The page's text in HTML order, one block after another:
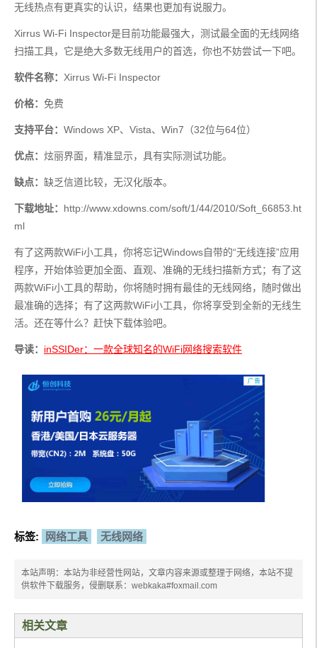
无线热点有更真实的认识，结果也更加有说服力。
Xirrus Wi-Fi Inspector是目前功能最强大，测试最全面的无线网络
扫描工具，它是绝大多数无线用户的首选，你也不妨尝试一下吧。
软件名称： Xirrus Wi-Fi Inspector
价格： 免费
支持平台： Windows XP、Vista、Win7（32位与64位）
优点： 炫丽界面，精准显示，具有实际测试功能。
缺点： 缺乏信道比较，无汉化版本。
下载地址： http://www.xdowns.com/soft/1/44/2010/Soft_66853.ht
ml
有了这两款WiFi小工具，你将忘记Windows自带的“无线连接”应用
程序，开始体验更加全面、直观、准确的无线扫描新方式；有了这
两款WiFi小工具的帮助，你将随时拥有最佳的无线网络，随时做出
最准确的选择；有了这两款WiFi小工具，你将享受到全新的无线生
活。还在等什么？赶快下载体验吧。
导读： inSSIDer：一款全球知名的WiFi网络搜索软件
标签: 网络工具 无线网络
本站声明：本站为非经营性网站，文章内容来源或整理于网络，本站不提
供软件下载服务，侵删联系：webkaka#foxmail.com
相关文章